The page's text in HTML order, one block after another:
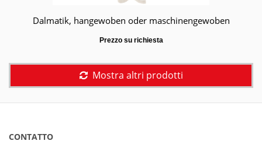
Dalmatik, hangewoben oder maschinengewoben
Prezzo su richiesta
Mostra altri prodotti
CONTATTO